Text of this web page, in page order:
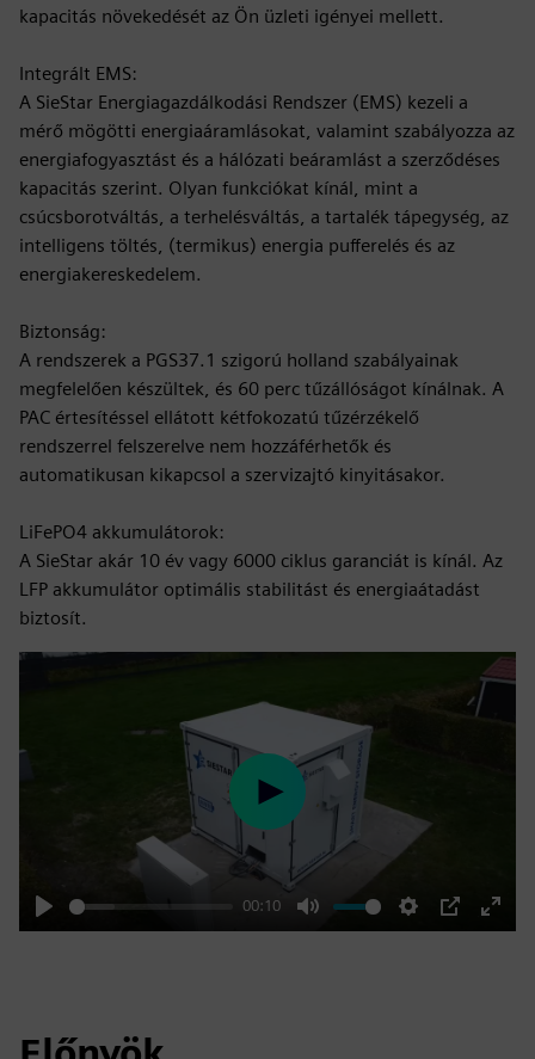
kapacitás növekedését az Ön üzleti igényei mellett.
Integrált EMS:
A SieStar Energiagazdálkodási Rendszer (EMS) kezeli a
mérő mögötti energiaáramlásokat, valamint szabályozza az
energiafogyasztást és a hálózati beáramlást a szerződéses
kapacitás szerint. Olyan funkciókat kínál, mint a
csúcsborotváltás, a terhelésváltás, a tartalék tápegység, az
intelligens töltés, (termikus) energia pufferelés és az
energiakereskedelem.
Biztonság:
A rendszerek a PGS37.1 szigorú holland szabályainak
megfelelően készültek, és 60 perc tűzállóságot kínálnak. A
PAC értesítéssel ellátott kétfokozatú tűzérzékelő
rendszerrel felszerelve nem hozzáférhetők és
automatikusan kikapcsol a szervizajtó kinyitásakor.
LiFePO4 akkumulátorok:
A SieStar akár 10 év vagy 6000 ciklus garanciát is kínál. Az
LFP akkumulátor optimális stabilitást és energiaátadást
biztosít.
Play
00:10
Mute Settings
PIP
Enter
Play